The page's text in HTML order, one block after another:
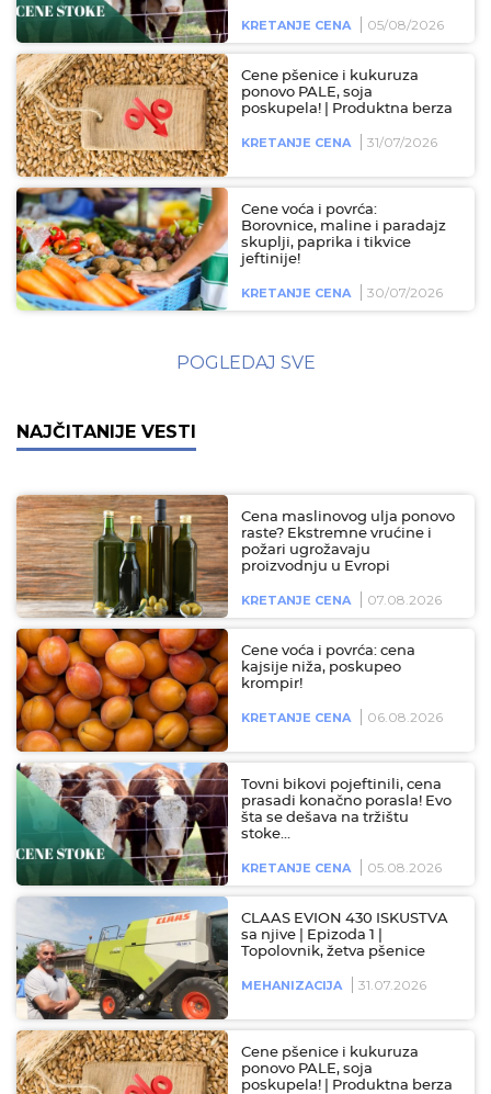
KRETANJE CENA 05/08/2026
Cene pšenice i kukuruza
ponovo PALE, soja
poskupela! | Produktna berza
KRETANJE CENA 31/07/2026
Cene voća i povrća:
Borovnice, maline i paradajz
skuplji, paprika i tikvice
jeftinije!
KRETANJE CENA 30/07/2026
POGLEDAJ SVE
NAJČITANIJE VESTI
Cena maslinovog ulja ponovo
raste? Ekstremne vrućine i
požari ugrožavaju
proizvodnju u Evropi
KRETANJE CENA 07.08.2026
Cene voća i povrća: cena
kajsije niža, poskupeo
krompir!
KRETANJE CENA 06.08.2026
Tovni bikovi pojeftinili, cena
prasadi konačno porasla! Evo
šta se dešava na tržištu
stoke…
KRETANJE CENA 05.08.2026
CLAAS EVION 430 ISKUSTVA
sa njive | Epizoda 1 |
Topolovnik, žetva pšenice
MEHANIZACIJA 31.07.2026
Cene pšenice i kukuruza
ponovo PALE, soja
poskupela! | Produktna berza